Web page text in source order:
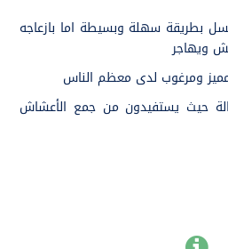
بطريقة سهلة وبسيطة اما بازعاجه
ويهاجر
ومرغوب لدى معظم الناس
حيث يستفيدون من جمع الأعشاش